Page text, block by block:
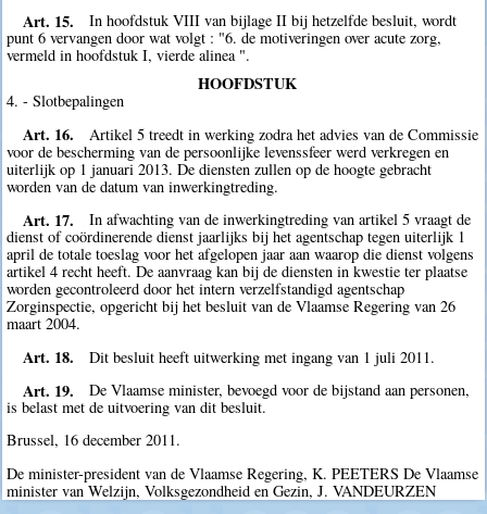
Art. 15.
In hoofdstuk VIII van bijlage II bij hetzelfde besluit, wordt
punt 6 vervangen door wat volgt : "6. de motiveringen over acute zorg,
vermeld in hoofdstuk I, vierde alinea ".
HOOFDSTUK
4. - Slotbepalingen
Art. 16.
Artikel 5 treedt in werking zodra het advies van de Commissie
voor de bescherming van de persoonlijke levenssfeer werd verkregen en
uiterlijk op 1 januari 2013. De diensten zullen op de hoogte gebracht
worden van de datum van inwerkingtreding.
Art. 17.
In afwachting van de inwerkingtreding van artikel 5 vraagt de
dienst of coördinerende dienst jaarlijks bij het agentschap tegen uiterlijk 1
april de totale toeslag voor het afgelopen jaar aan waarop die dienst volgens
artikel 4 recht heeft. De aanvraag kan bij de diensten in kwestie ter plaatse
worden gecontroleerd door het intern verzelfstandigd agentschap
Zorginspectie, opgericht bij het besluit van de Vlaamse Regering van 26
maart 2004.
Art. 18. Dit besluit heeft uitwerking met ingang van 1 juli 2011.
Art. 19.
De Vlaamse minister, bevoegd voor de bijstand aan personen,
is belast met de uitvoering van dit besluit.
Brussel, 16 december 2011.
De minister-president van de Vlaamse Regering, K. PEETERS De Vlaamse
minister van Welzijn, Volksgezondheid en Gezin, J. VANDEURZEN